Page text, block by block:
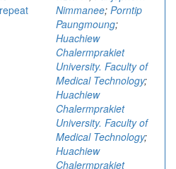
Nimmanee; Porntip
Paungmoung;
Huachiew
Chalermprakiet
University. Faculty of
Medical Technology;
Huachiew
Chalermprakiet
University. Faculty of
Medical Technology;
Huachiew
Chalermprakiet